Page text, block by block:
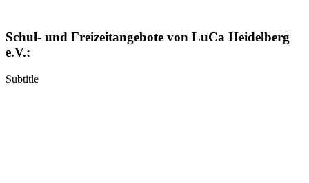
Schul- und Freizeitangebote von LuCa Heidelberg
e.V.:
Subtitle